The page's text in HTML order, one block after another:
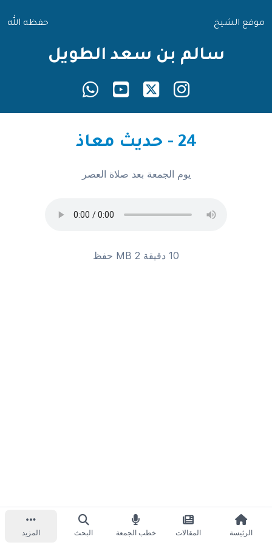
موقع الشيخ حفظه الله
سالم بن سعد الطويل
24 - حديث معاذ
يوم الجمعة بعد صلاة العصر
10 دقيقة 2 MB حفظ
الرئيسة المقالات خطب الجمعة البحث المزيد